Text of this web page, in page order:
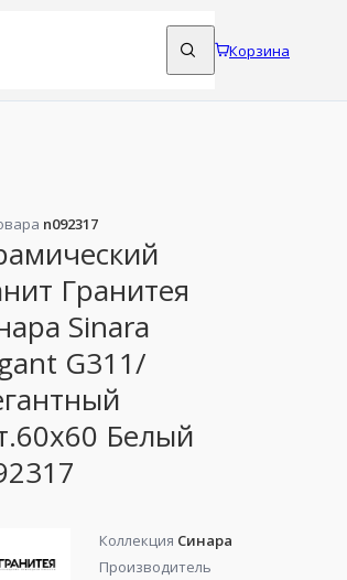
Корзина
n092317
Гранитея
Sinara
G311/
Белый
Коллекция Синара
Производитель